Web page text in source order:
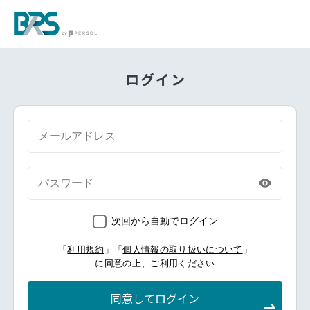
ログイン
次回から自動でログイン
「利用規約 」「個人情報の取り扱いについて 」
に同意の上、ご利用ください
同意してログイン